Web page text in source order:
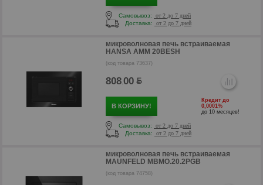
Самовывоз:
от 2 до 7 дней
Доставка:
от 2 до 7 дней
микроволновая печь встраиваемая
HANSA AMM 20BESH
(код товара 73637)
808.00
В КОРЗИНУ!
Кредит до
0,0001%
до 10 месяцев!
Самовывоз:
от 2 до 7 дней
Доставка:
от 2 до 7 дней
микроволновая печь встраиваемая
MAUNFELD MBMO.20.2PGB
(код товара 74758)